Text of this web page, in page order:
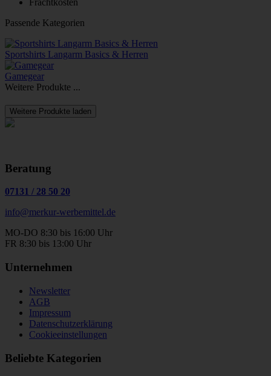
Frachtkosten
Passende Kategorien
Sportshirts Langarm Basics & Herren
Gamegear
Weitere Produkte ...
Weitere Produkte laden
Beratung
07131 / 28 50 20
info@merkur-werbemittel.de
MO-DO 8:30 bis 16:00 Uhr
FR 8:30 bis 13:00 Uhr
Unternehmen
Newsletter
AGB
Impressum
Datenschutzerklärung
Cookieeinstellungen
Beliebte Kategorien